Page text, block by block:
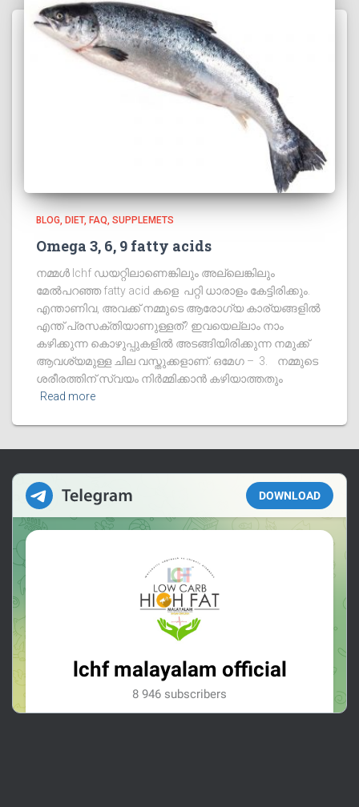
BLOG DIET FAQ SUPPLEMETS
Omega 3, 6, 9 fatty acids
നമ്മൾ lchf ഡയറ്റിലാണെങ്കിലും അല്ലെങ്കിലും
മേൽപറഞ്ഞ fatty acid കളെ പറ്റി ധാരാളം കേട്ടിരിക്കും.
എന്താണിവ, അവക്ക് നമ്മുടെ ആരോഗ്യ കാര്യങ്ങളിൽ
എന്ത് പ്രസക്തിയാണുള്ളത്? ഇവയെല്ലാം നാം
കഴിക്കുന്ന കൊഴുപ്പുകളിൽ അടങ്ങിയിരിക്കുന്ന നമുക്ക്
ആവശ്യമുള്ള ചില വസ്തുക്കളാണ്. ഒമേഗ – 3. നമ്മുടെ
ശരീരത്തിന് സ്വയം നിർമ്മിക്കാൻ കഴിയാത്തതും
Read more